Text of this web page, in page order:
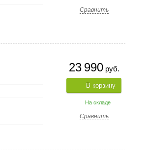
Сравнить
23 990руб.
В корзину
На складе
Сравнить